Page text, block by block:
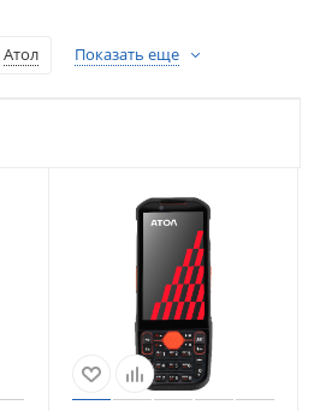
Атол Показать еще